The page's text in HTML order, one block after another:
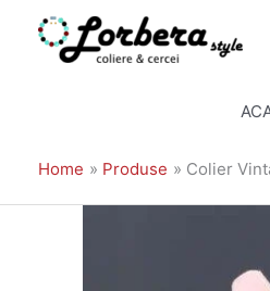
Home Produse Colier